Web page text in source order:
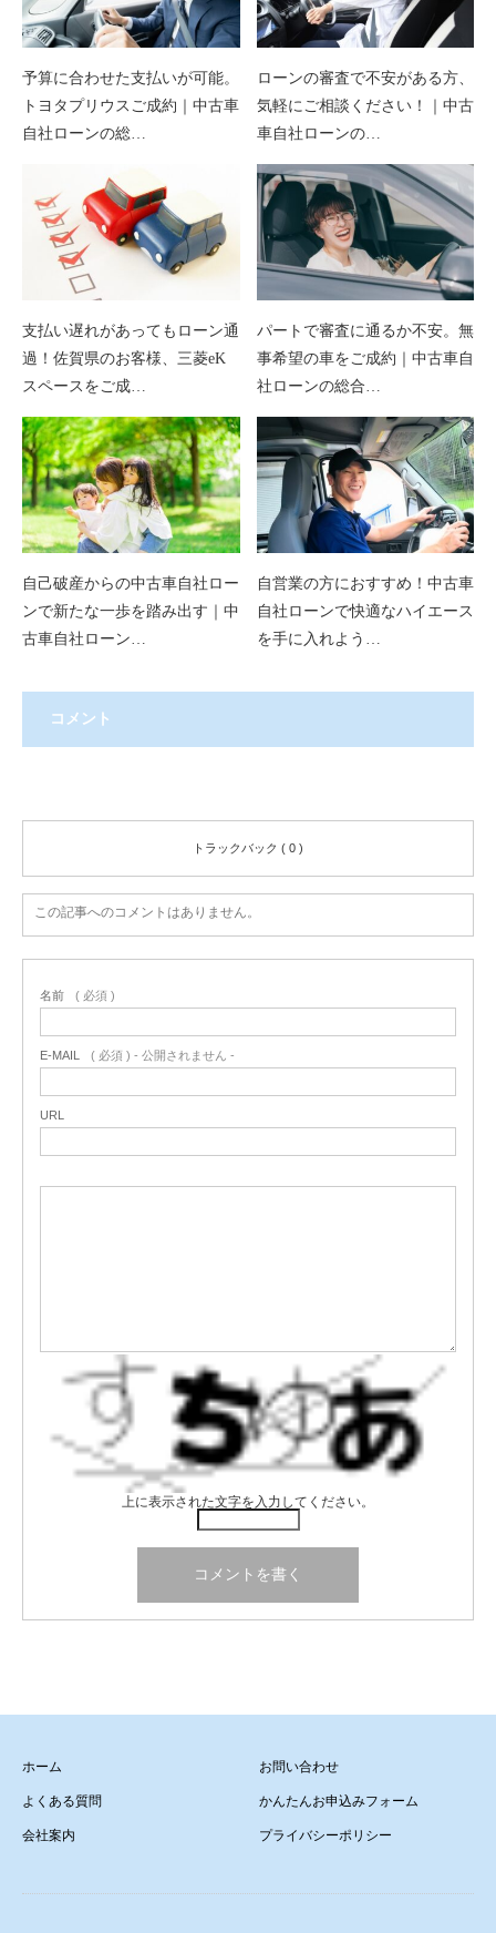
予算に合わせた支払いが可能。
トヨタプリウスご成約｜中古車
自社ローンの総…
ローンの審査で不安がある方、
気軽にご相談ください！｜中古
車自社ローンの…
支払い遅れがあってもローン通
過！佐賀県のお客様、三菱eK
スペースをご成…
パートで審査に通るか不安。無
事希望の車をご成約｜中古車自
社ローンの総合…
自己破産からの中古車自社ロー
ンで新たな一歩を踏み出す｜中
古車自社ローン…
自営業の方におすすめ！中古車
自社ローンで快適なハイエース
を手に入れよう…
コメント
トラックバック ( 0 )
この記事へのコメントはありません。
名前 ( 必須 )
E-MAIL ( 必須 ) - 公開されません -
URL
上に表示された文字を入力してください。
ホーム
よくある質問
会社案内
お問い合わせ
かんたんお申込みフォーム
プライバシーポリシー